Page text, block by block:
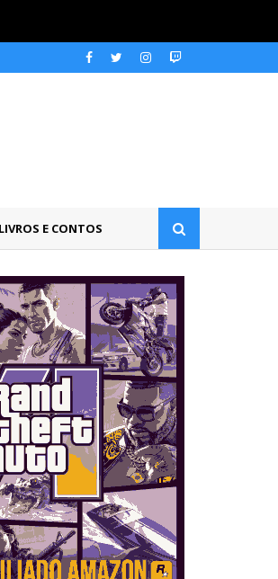
LIVROS E CONTOS